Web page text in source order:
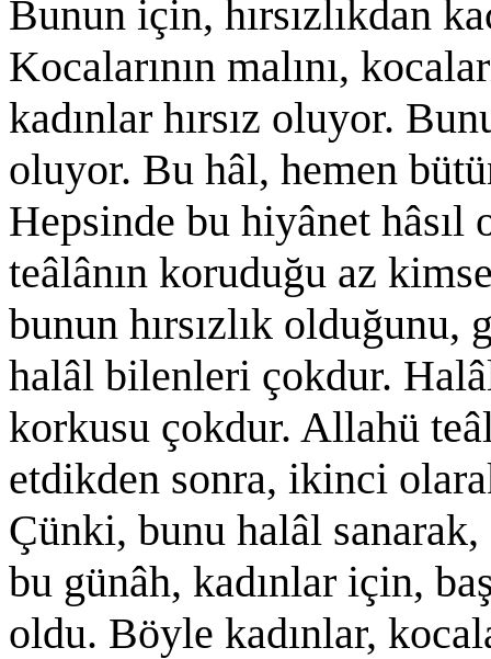
Bunun için, hırsızlıkdan
Kocalarının malını,
kadınlar hırsız oluyor.
oluyor. Bu hâl, hemen
Hepsinde bu hiyânet
teâlânın koruduğu az
bunun hırsızlık
halâl bilenleri çokdur.
korkusu çokdur. Allahü
etdikden sonra, ikinci
Çünki, bunu halâl
bu günâh, kadınlar için,
oldu. Böyle kadınlar,